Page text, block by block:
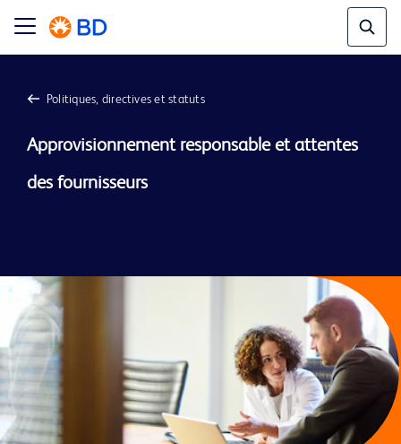
Politiques, directives et statuts
Approvisionnement responsable et attentes
des fournisseurs